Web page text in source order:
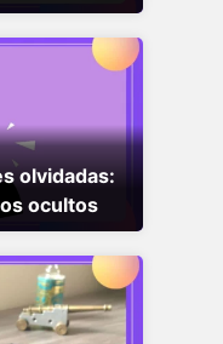
olvidadas:
ocultos